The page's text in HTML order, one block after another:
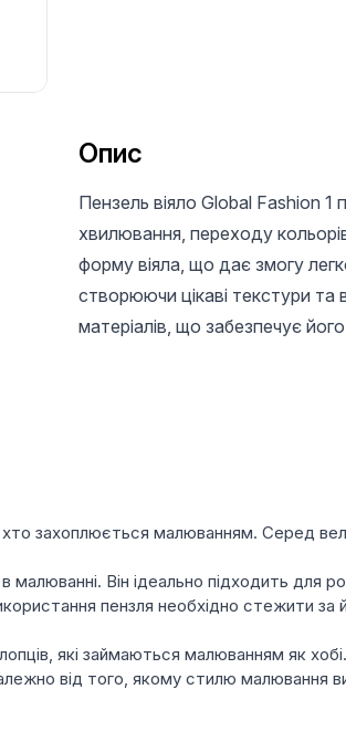
Опис
Пензель віяло Global Fashion
хвилювання, переходу
форму віяла, що дає змогу
створюючи цікаві текстури та
матеріалів, що забезпечує
захоплюється малюванням. Серед
малюванні. Він ідеально підходить для
пензля необхідно стежити
які займаються малюванням як
від того, якому стилю малювання